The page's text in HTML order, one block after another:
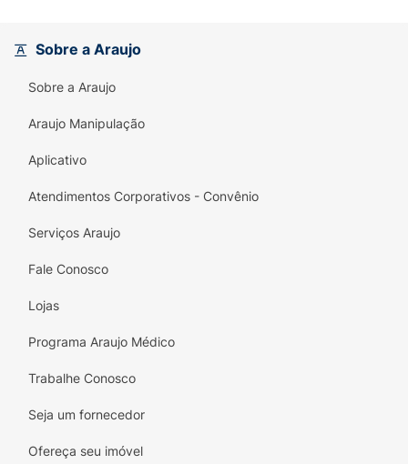
sua rotina na academia, no parque ou no trabalho.
Sobre a Araujo
Sobre a Araujo
Araujo Manipulação
Aplicativo
Atendimentos Corporativos - Convênio
Serviços Araujo
Fale Conosco
Lojas
Programa Araujo Médico
Trabalhe Conosco
Seja um fornecedor
Ofereça seu imóvel